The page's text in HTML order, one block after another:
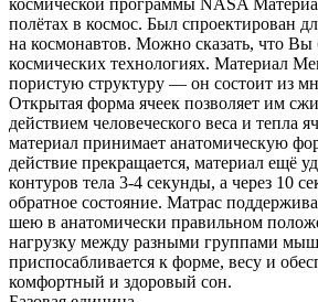
полётах в космос. Был спроектирован
на космонавтов. Можно сказать, что Вы
космических технологиях. Материал
пористую структуру — он состоит из
Открытая форма ячеек позволяет им
действием человеческого веса и тепла
материал принимает анатомическую
действие прекращается, материал ещё
контуров тела 3-4 секунды, а через 10
обратное состояние. Матрас
шею в анатомически правильном
нагрузку между разными группами
приспосабливается к форме, весу и
комфортный и здоровый сон.